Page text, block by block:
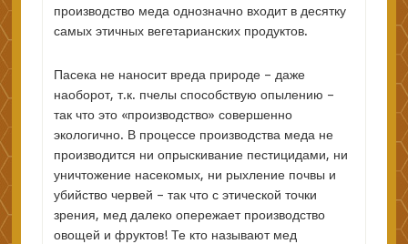
производство меда однозначно входит в десятку
самых этичных вегетарианских продуктов.
Пасека не наносит вреда природе – даже
наоборот, т.к. пчелы способствую опылению –
так что это «производство» совершенно
экологично. В процессе производства меда не
производится ни опрыскивание пестицидами, ни
уничтожение насекомых, ни рыхление почвы и
убийство червей – так что с этической точки
зрения, мед далеко опережает производство
овощей и фруктов! Те кто называют мед